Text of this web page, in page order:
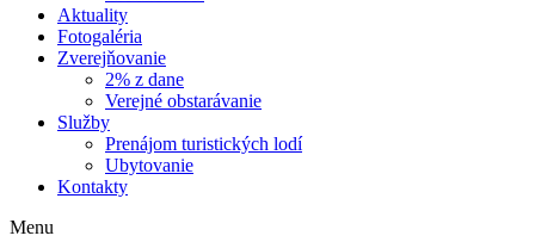
Aktuality
Fotogaléria
Zverejňovanie
2% z dane
Verejné obstarávanie
Služby
Prenájom turistických lodí
Ubytovanie
Kontakty
Menu